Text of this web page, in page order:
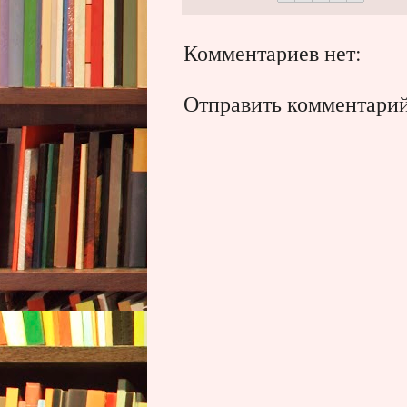
Комментариев нет:
Отправить